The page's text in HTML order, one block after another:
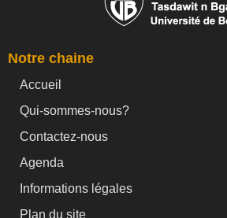
Notre chaine
Accueil
Qui-sommes-nous?
Contactez-nous
Agenda
Informations légales
Plan du site